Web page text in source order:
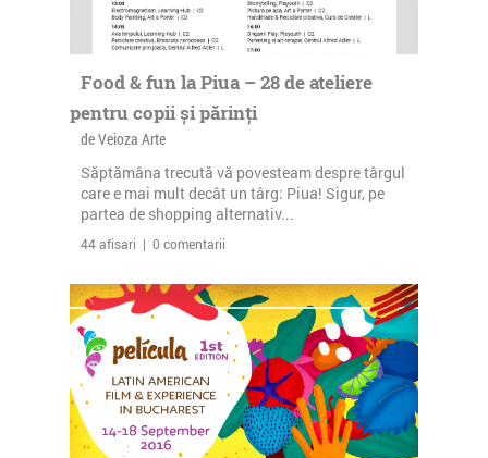
Food & fun la Piua – 28 de ateliere
pentru copii și părinți
de Veioza Arte
Săptămâna trecută vă povesteam despre târgul
care e mai mult decât un târg: Piua! Sigur, pe
partea de shopping alternativ...
44 afisari | 0 comentarii